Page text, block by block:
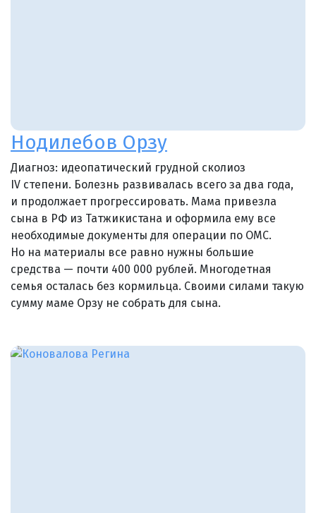
Нодилебов Орзу
Диагноз: идеопатический грудной сколиоз
IV степени. Болезнь развивалась всего за два года,
и продолжает прогрессировать. Мама привезла
сына в РФ из Татжикистана и оформила ему все
необходимые документы для операции по ОМС.
Но на материалы все равно нужны большие
средства — почти 400 000 рублей. Многодетная
семья осталась без кормильца. Своими силами такую
сумму маме Орзу не собрать для сына.